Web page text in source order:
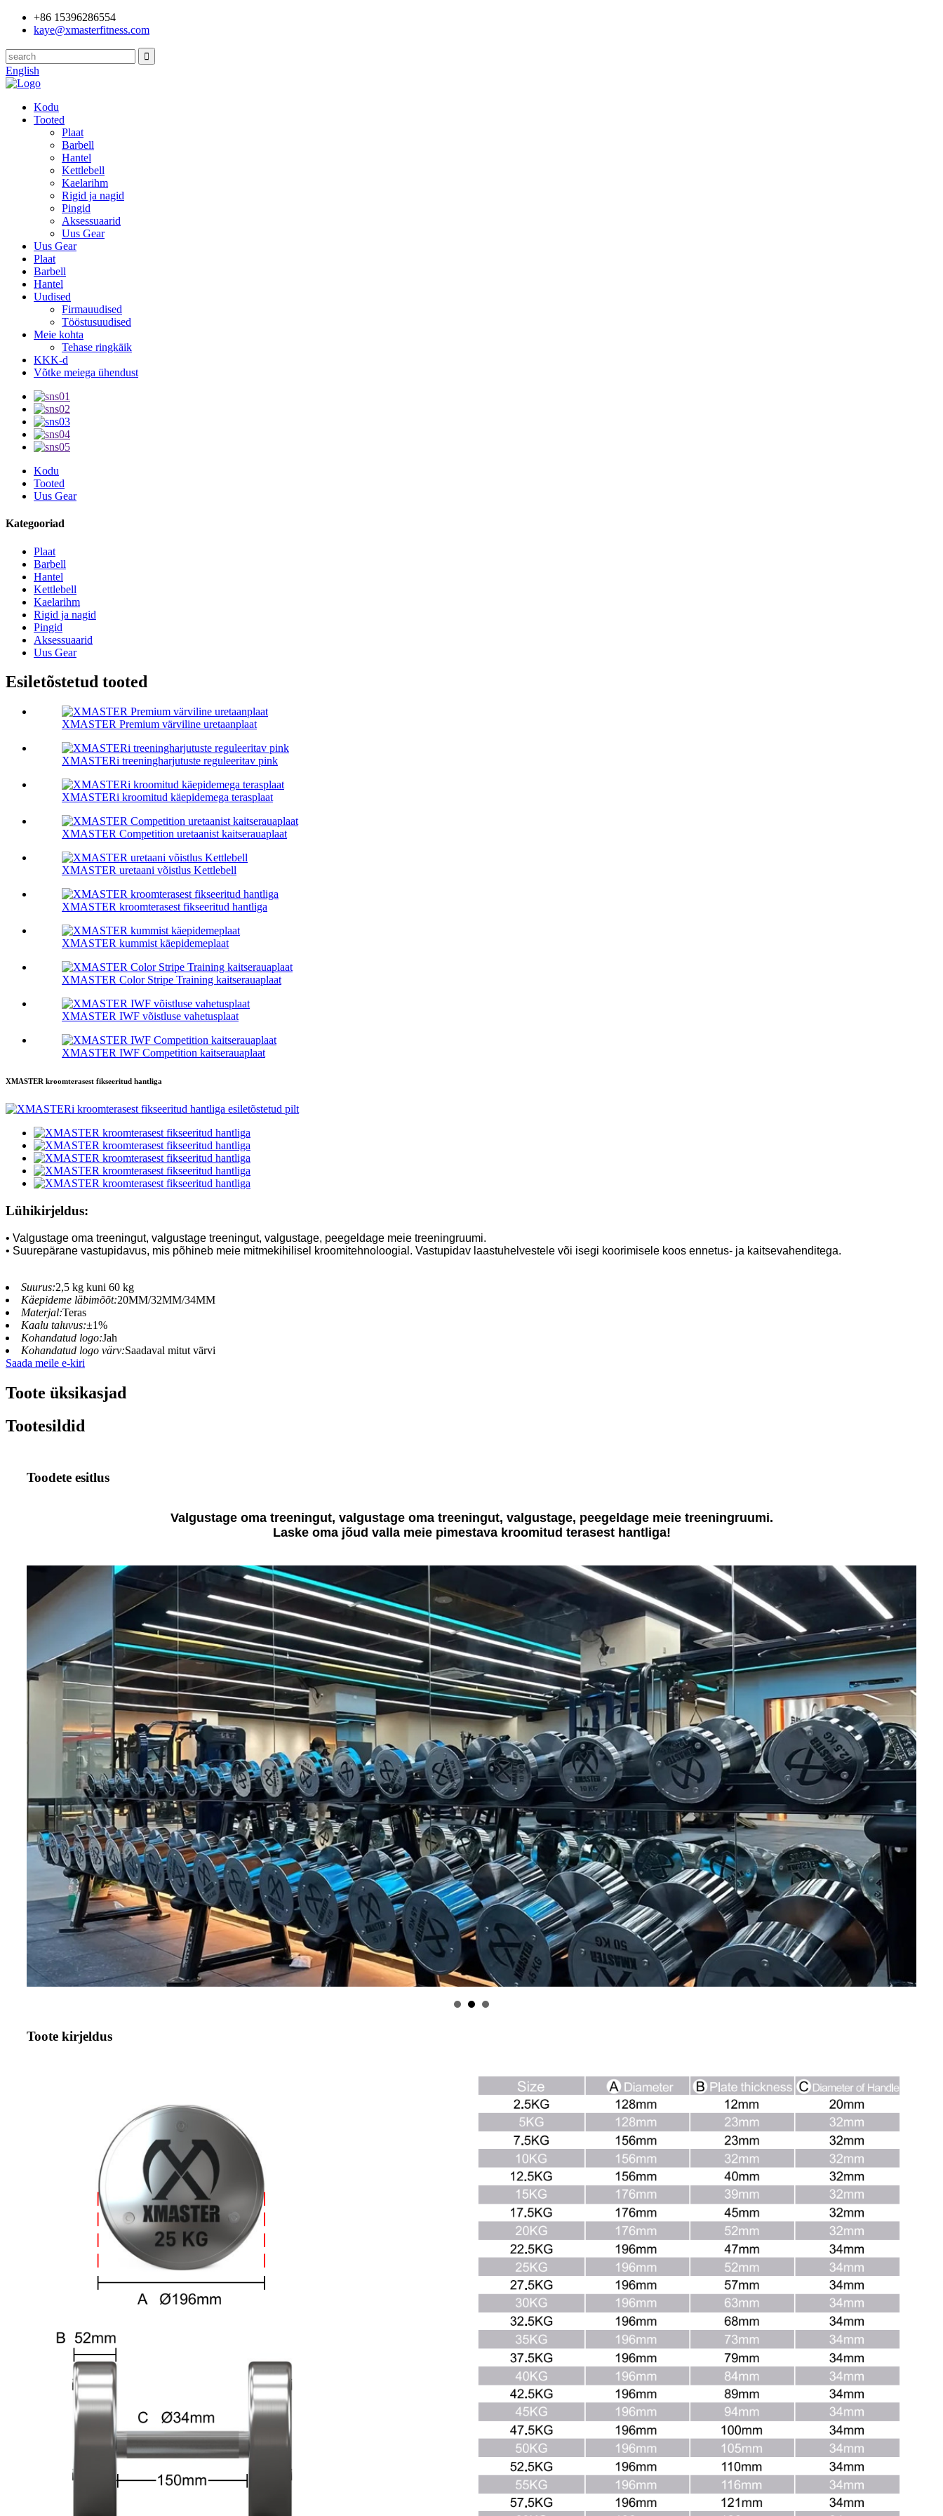
+86 15396286554
kaye@xmasterfitness.com
English
Kodu
Tooted
Plaat
Barbell
Hantel
Kettlebell
Kaelarihm
Rigid ja nagid
Pingid
Aksessuaarid
Uus Gear
Uus Gear
Plaat
Barbell
Hantel
Uudised
Firmauudised
Tööstusuudised
Meie kohta
Tehase ringkäik
KKK-d
Võtke meiega ühendust
Kodu
Tooted
Uus Gear
Kategooriad
Plaat
Barbell
Hantel
Kettlebell
Kaelarihm
Rigid ja nagid
Pingid
Aksessuaarid
Uus Gear
Esiletõstetud tooted
XMASTER Premium värviline uretaanplaat
XMASTERi treeningharjutuste reguleeritav pink
XMASTERi kroomitud käepidemega terasplaat
XMASTER Competition uretaanist kaitserauaplaat
XMASTER uretaani võistlus Kettlebell
XMASTER kroomterasest fikseeritud hantliga
XMASTER kummist käepidemeplaat
XMASTER Color Stripe Training kaitserauaplaat
XMASTER IWF võistluse vahetusplaat
XMASTER IWF Competition kaitserauaplaat
XMASTER kroomterasest fikseeritud hantliga
Lühikirjeldus:
• Valgustage oma treeningut, valgustage treeningut, valgustage, peegeldage meie treeningruumi.
• Suurepärane vastupidavus, mis põhineb meie mitmekihilisel kroomitehnoloogial. Vastupidav laastuhelvestele või isegi koorimisele koos ennetus- ja kaitsevahenditega.
Suurus:2,5 kg kuni 60 kg
Käepideme läbimõõt:20MM/32MM/34MM
Materjal:Teras
Kaalu taluvus:±1%
Kohandatud logo:Jah
Kohandatud logo värv:Saadaval mitut värvi
Saada meile e-kiri
Toote üksikasjad
Tootesildid
Toodete esitlus
Valgustage oma treeningut, valgustage oma treeningut, valgustage, peegeldage meie treeningruumi.
Laske oma jõud valla meie pimestava kroomitud terasest hantliga!
Toote kirjeldus